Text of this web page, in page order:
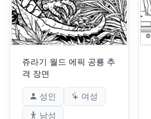
쥬라기 월드 에픽 공룡 추
격 장면
성인
여성
남성